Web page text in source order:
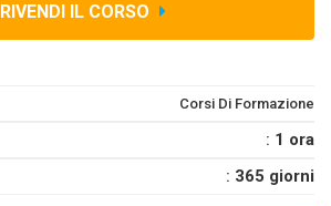
RIVENDI IL CORSO
Corsi Di Formazione
: 1 ora
: 365 giorni